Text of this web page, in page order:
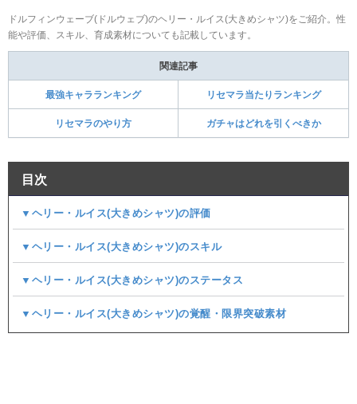
ドルフィンウェーブ(ドルウェブ)のヘリー・ルイス(大きめシャツ)をご紹介。性
能や評価、スキル、育成素材についても記載しています。
関連記事
最強キャラランキング リセマラ当たりランキング
リセマラのやり方 ガチャはどれを引くべきか
目次
▼ヘリー・ルイス(大きめシャツ)の評価
▼ヘリー・ルイス(大きめシャツ)のスキル
▼ヘリー・ルイス(大きめシャツ)のステータス
▼ヘリー・ルイス(大きめシャツ)の覚醒・限界突破素材